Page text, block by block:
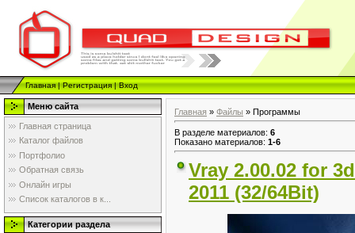
Главная|Регистрация|Вход
Меню сайта
Главная страница
Каталог файлов
Портфолио
Обратная связь
Онлайн игры
Список каталогов в к...
Категории раздела
Главная » Файлы » Программы
В разделе материалов: 6
Показано материалов: 1-6
Vray 2.00.02 for
2011 (32/64Bit)